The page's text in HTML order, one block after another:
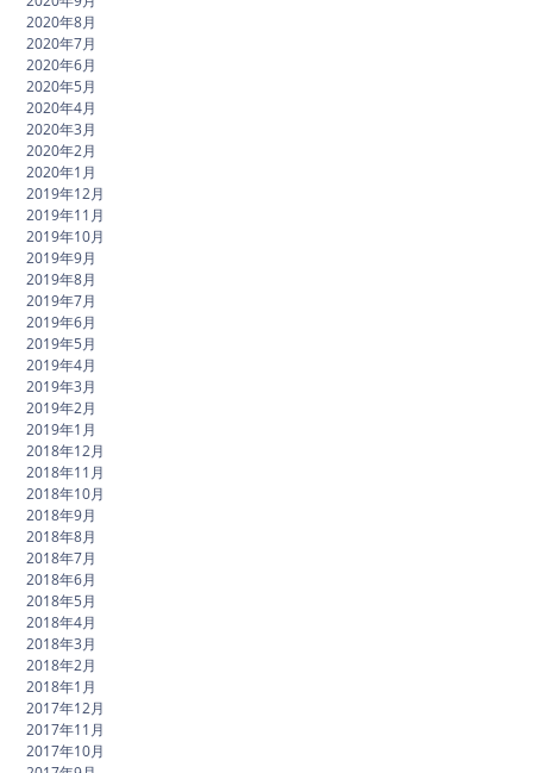
2020年8月
2020年7月
2020年6月
2020年5月
2020年4月
2020年3月
2020年2月
2020年1月
2019年12月
2019年11月
2019年10月
2019年9月
2019年8月
2019年7月
2019年6月
2019年5月
2019年4月
2019年3月
2019年2月
2019年1月
2018年12月
2018年11月
2018年10月
2018年9月
2018年8月
2018年7月
2018年6月
2018年5月
2018年4月
2018年3月
2018年2月
2018年1月
2017年12月
2017年11月
2017年10月